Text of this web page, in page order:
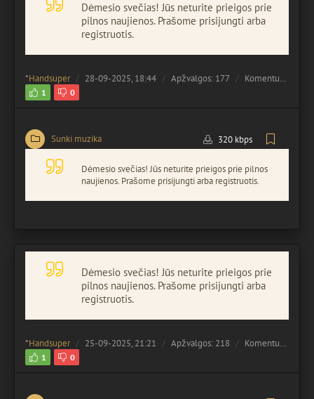
Dėmesio svečias! Jūs neturite prieigos prie
pilnos naujienos. Prašome prisijungti arba
registruotis.
*Handsuper 28-09-2025, 18:44 Apžvalgos: 177 Komentuota:
1 0
Sunki muzika 320 kbps
Dėmesio svečias! Jūs neturite prieigos prie pilnos
naujienos. Prašome prisijungti arba registruotis.
Dėmesio svečias! Jūs neturite prieigos prie
pilnos naujienos. Prašome prisijungti arba
registruotis.
*Handsuper 25-09-2025, 21:21 Apžvalgos: 218 Komentuota:
1 0